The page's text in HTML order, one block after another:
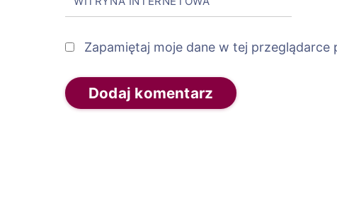
Zapamiętaj moje dane w tej